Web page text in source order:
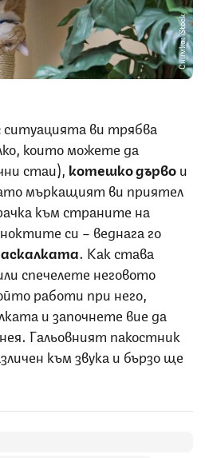
Снимка: iStock
ситуацията ви трябва
които можете да
стаи), котешко дървои
мъркащият ви приятел
към страните на
си – веднага го
. Как става
спечелете неговото
работи при него,
и започнете вие да
Гальовният пакостник
към звука и бързо ще